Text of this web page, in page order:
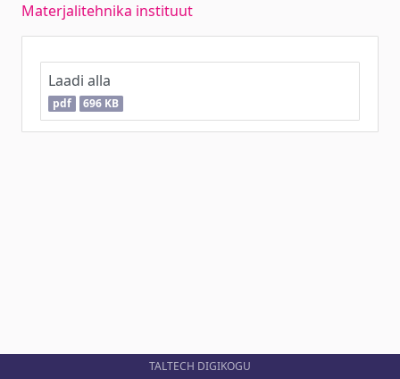
Materjalitehnika instituut
Laadi alla
pdf 696 KB
TALTECH DIGIKOGU